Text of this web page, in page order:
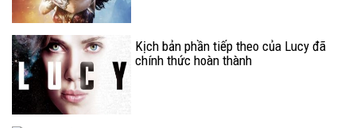
Kịch bản phần tiếp theo của Lucy đã
chính thức hoàn thành